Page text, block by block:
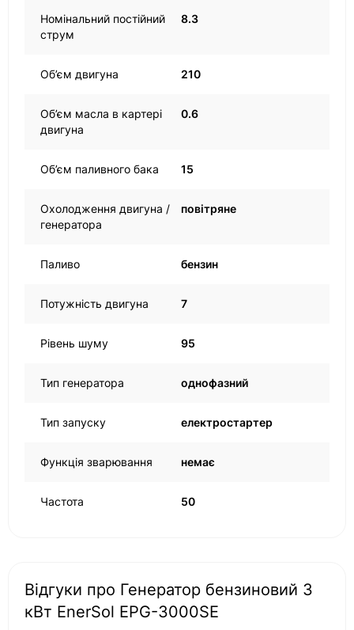
Номінальний постійний
струм
8.3
Об’єм двигуна 210
Об’єм масла в картері
двигуна
0.6
Об’єм паливного бака 15
Охолодження двигуна /
генератора
повітряне
Паливо бензин
Потужність двигуна 7
Рівень шуму 95
Тип генератора однофазний
Тип запуску електростартер
Функція зварювання немає
Частота 50
Відгуки про Генератор бензиновий 3
кВт EnerSol EPG-3000SE